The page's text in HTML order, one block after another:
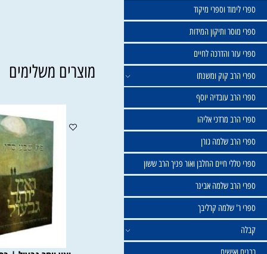
ורפואה
וספרי מיקוד
ותיקון המידות
והדרכה לחיים
קוק ומשנתו
עובדיה יוסף
מרדכי אליהו
שלמה גורן
חיים החלבן ואור פניך הרב ששון
שלמה אבינר
קרליבך